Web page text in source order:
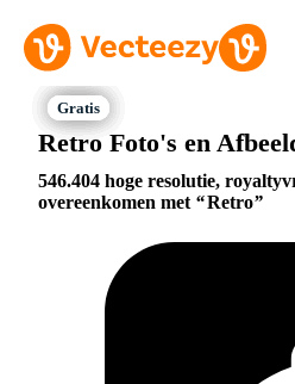
Retro Foto's en
546.404 hoge resolutie,
overeenkomen met
Retro